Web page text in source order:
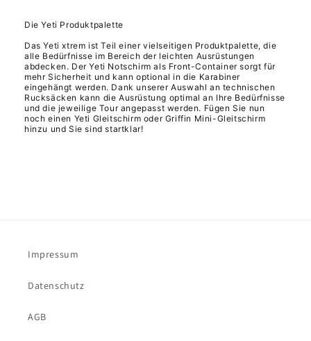
Die Yeti Produktpalette
Das Yeti xtrem ist Teil einer vielseitigen Produktpalette, die
alle Bedürfnisse im Bereich der leichten Ausrüstungen
abdecken. Der Yeti Notschirm als Front-Container sorgt für
mehr Sicherheit und kann optional in die Karabiner
eingehängt werden. Dank unserer Auswahl an technischen
Rucksäcken kann die Ausrüstung optimal an Ihre Bedürfnisse
und die jeweilige Tour angepasst werden. Fügen Sie nun
noch einen Yeti Gleitschirm oder Griffin Mini-Gleitschirm
hinzu und Sie sind startklar!
Impressum
Datenschutz
AGB